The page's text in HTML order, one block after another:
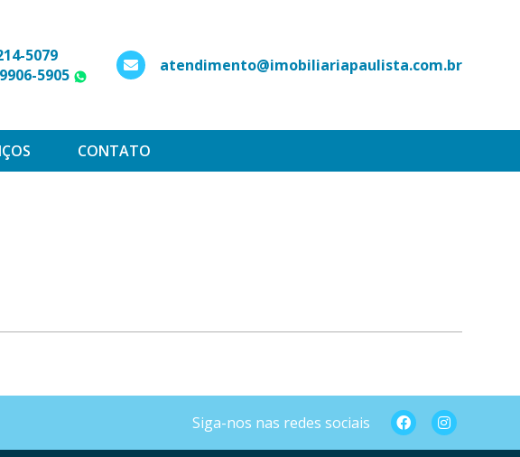
5079
5905
WhatsApp
atendimento@imobiliariapaulista.com.br
CONTATO
Siga-nos nas redes sociais